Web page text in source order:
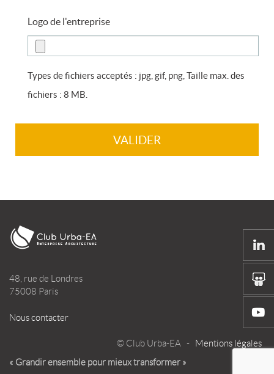
Logo de l'entreprise
Types de fichiers acceptés : jpg, gif, png, Taille max. des
fichiers : 8 MB.
48, rue de Londres
75008 Paris
Nous contacter
© Club Urba-EA -
Mentions légales
« Grandir ensemble pour mieux transformer »